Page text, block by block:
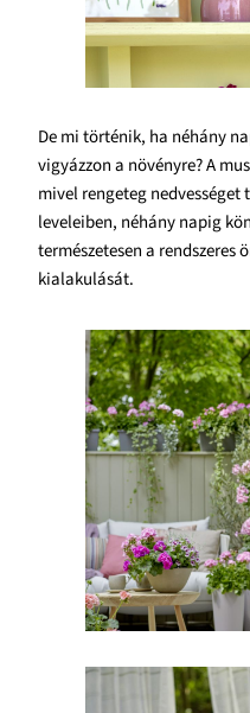
De mi történik, ha néhány
vigyázzon a növényre? A
mivel rengeteg
leveleiben, néhány napig
természetesen a rendszeres
kialakulását.